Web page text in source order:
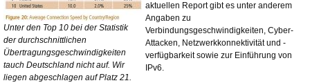
Unter den Top 10 bei der Statistik
der durchschnittlichen
Übertragungsgeschwindigkeiten
tauch Deutschland nicht auf. Wir
liegen abgeschlagen auf Platz 21.
aktuellen Report gibt es unter anderem
Angaben zu
Verbindungsgeschwindigkeiten, Cyber-
Attacken, Netzwerkkonnektivität und -
verfügbarkeit sowie zur Einführung von
IPv6.